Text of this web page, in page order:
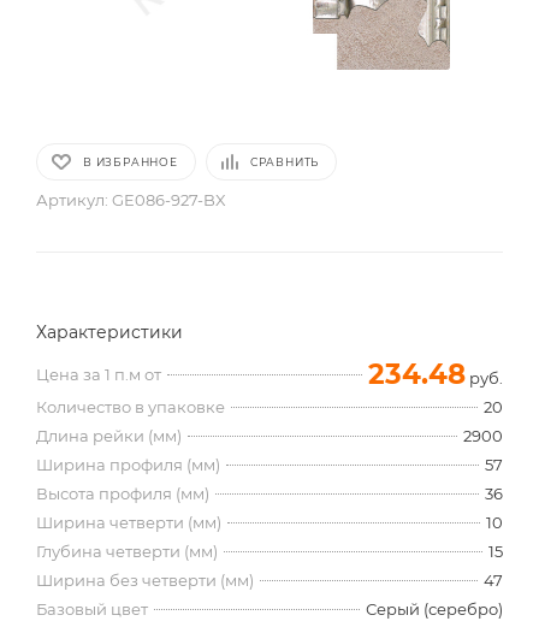
В ИЗБРАННОЕ СРАВНИТЬ
Артикул: GE086-927-BX
Характеристики
Цена за 1 п.м от 234.48 руб.
Количество в упаковке
20
Длина рейки (мм)
2900
Ширина профиля (мм)
57
Высота профиля (мм)
36
Ширина четверти (мм)
10
Глубина четверти (мм)
15
Ширина без четверти (мм)
47
Базовый цвет
Серый (серебро)